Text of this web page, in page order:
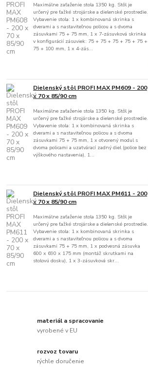
Maximálne zaťaženie stola 1350 kg. Stôl je
určený pre ťažké strojárske a dielenské prostredie.
Vybavenie stola: 1 x kombinovaná skrinka s
dverami a s nastaviteľnou policou a s dvoma
zásuvkami 75 + 75 mm, 1 x 7-zásuvková skrinka
v konfigurácií zásuviek: 75 + 75 + 75 + 75 + 75 +
75 + 100 mm, 1 x 4-zás...
Dielenský stôl PROFI MAX PM609 - 200
x 70 x 85/90 cm
Maximálne zaťaženie stola 1350 kg. Stôl je
určený pre ťažké strojárske a dielenské prostredie.
Vybavenie stola: 1 x kombinovaná skrinka s
dverami a s nastaviteľnou policou a s dvoma
zásuvkami 75 + 75 mm, 1 x otvorený modul s
dvoma policami a uzatvárací zadný diel (police bez
výškového nastavenia), 1...
Dielenský stôl PROFI MAX PM611 - 200
x 70 x 85/90 cm
Maximálne zaťaženie stola 1350 kg. Stôl je
určený pre ťažké strojárske a dielenské prostredie.
Vybavenie stola: 1 x kombinovaná skrinka s
dverami a s nastaviteľnou policou a s dvoma
zásuvkami 75 + 75 mm, 1 x podvesná zásuvka
600 x 690 x 175 mm (montáž skrutkami na
stolovú dosku), 1 x 3-zásuvková skr...
materiál a spracovanie
vyrobené v EU
rozvoz tovaru
rýchle doručenie